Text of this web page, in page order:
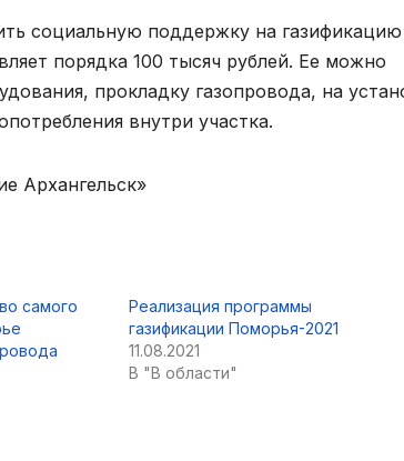
социальную поддержку на газификацию
порядка 100 тысяч рублей. Ее можно
прокладку газопровода, на
внутри участка.
Архангельск»
самого
Реализация программы
газификации Поморья-2021
11.08.2021
В "В области"